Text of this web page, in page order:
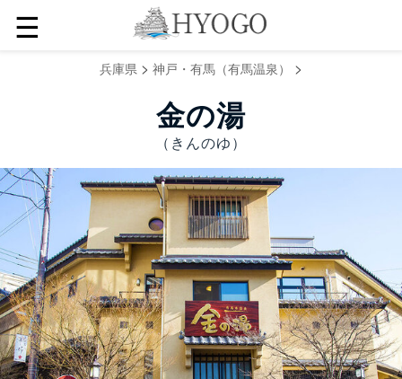
☰
兵庫県 > 神戸・有馬（有馬温泉） >
金の湯
（きんのゆ）